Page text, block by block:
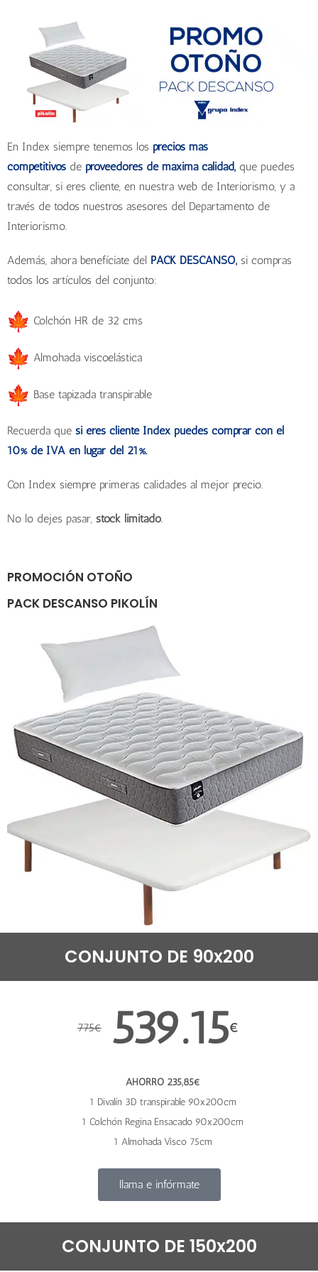
En Index siempre tenemos los precios más
competitivos de proveedores de máxima calidad, que puedes
consultar, si eres cliente, en nuestra web de Interiorismo, y a
través de todos nuestros asesores del Departamento de
Interiorismo.
Además, ahora benefíciate del PACK DESCANSO, si compras
todos los artículos del conjunto:
Colchón HR de 32 cms
Almohada viscoelástica
Base tapizada transpirable
Recuerda que si eres cliente Index puedes comprar con el
10% de IVA en lugar del 21%.
Con Index siempre primeras calidades al mejor precio.
No lo dejes pasar, stock limitado
PROMOCIÓN OTOÑO
PACK DESCANSO PIKOLÍN
CONJUNTO DE 90x200
775€ 539.15€
AHORRO 235,85€
1 Divalín 3D transpirable 90x200cm
1 Colchón Regina Ensacado 90x200cm
1 Almohada Visco 75cm
llama e infórmate
CONJUNTO DE 150x200